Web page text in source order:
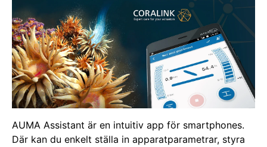
AUMA Assistant är en intuitiv app för smartphones.
Där kan du enkelt ställa in apparatparametrar, styra